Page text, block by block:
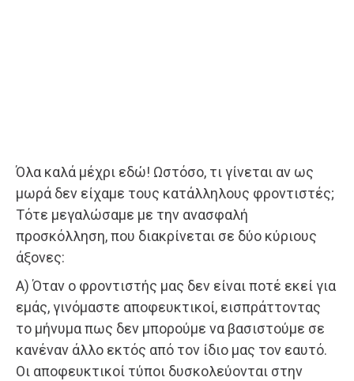
Όλα καλά μέχρι εδώ! Ωστόσο, τι γίνεται αν ως
μωρά δεν είχαμε τους κατάλληλους φροντιστές;
Τότε μεγαλώσαμε με την ανασφαλή
προσκόλληση, που διακρίνεται σε δύο κύριους
άξονες:
Α) Όταν ο φροντιστής μας δεν είναι ποτέ εκεί για
εμάς, γινόμαστε αποφευκτικοί, εισπράττοντας
το μήνυμα πως δεν μπορούμε να βασιστούμε σε
κανέναν άλλο εκτός από τον ίδιο μας τον εαυτό.
Οι αποφευκτικοί τύποι δυσκολεύονται στην